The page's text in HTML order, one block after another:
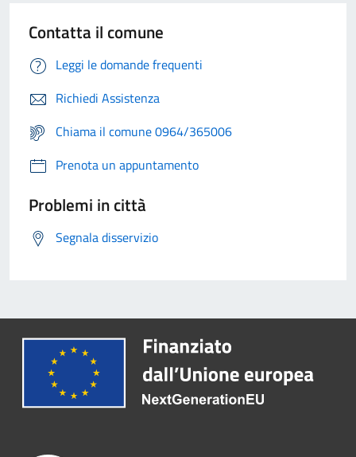
Contatta il comune
Leggi le domande frequenti
Richiedi Assistenza
Chiama il comune 0964/365006
Prenota un appuntamento
Problemi in città
Segnala disservizio